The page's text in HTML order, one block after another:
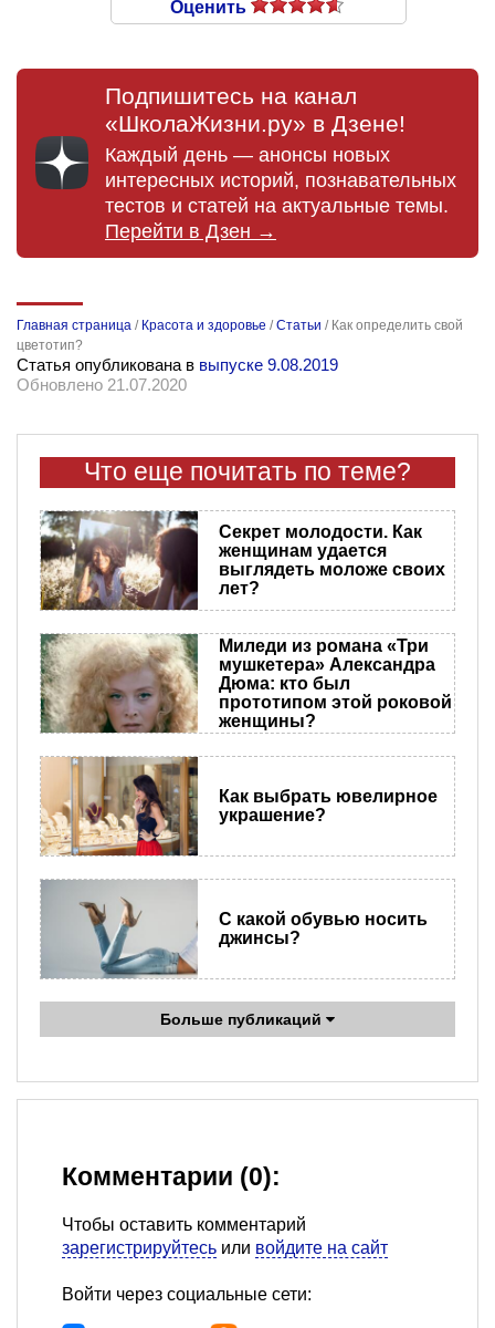
Оценить
Подпишитесь на канал
«ШколаЖизни.ру» в Дзене!
Каждый день — анонсы новых
интересных историй, познавательных
тестов и статей на актуальные темы.
Перейти в Дзен →
Главная страница / Красота и здоровье /Статьи / Как определить свой
цветотип?
Статья опубликована в выпуске 9.08.2019
Обновлено 21.07.2020
Что еще почитать по теме?
Секрет молодости. Как
женщинам удается
выглядеть моложе своих
лет?
Миледи из романа «Три
мушкетера» Александра
Дюма: кто был
прототипом этой роковой
женщины?
Как выбрать ювелирное
украшение?
С какой обувью носить
джинсы?
Больше публикаций
Комментарии (0):
Чтобы оставить комментарий
зарегистрируйтесь или войдите на сайт
Войти через социальные сети: